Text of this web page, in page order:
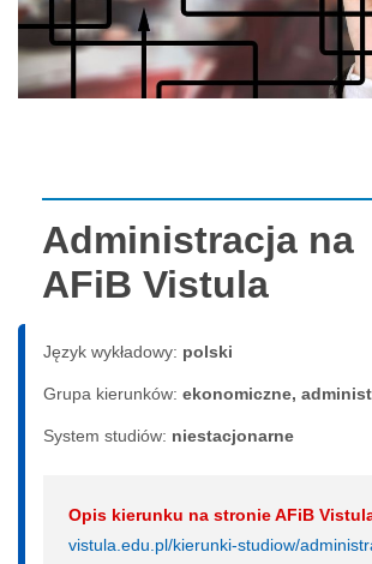
Administracja na
AFiB Vistula
Język wykładowy: polski
Grupa kierunków: ekonomiczne,
System studiów: nie­sta­cjo­nar­ne
Opis kierunku na stronie AFiB
vistula.edu.pl/kierunki-studiow/